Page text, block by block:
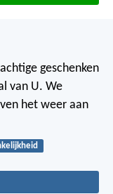
geschenken
van U. We
het weer aan